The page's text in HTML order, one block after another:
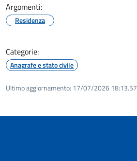
Argomenti:
Residenza
Categorie:
Anagrafe e stato civile
Ultimo aggiornamento: 17/07/2026 18:13.57